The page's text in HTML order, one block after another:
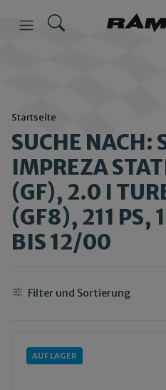
Startseite
SUCHE NACH:
IMPREZA
(GF), 2.0 I
(GF8), 211 PS,
BIS 12/00
Filter und Sortierung
AUF LAGER